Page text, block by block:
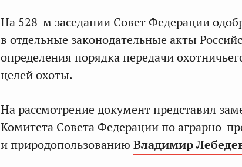
На 528-м заседании Совет Федерации
в отдельные законодательные акты
определения порядка передачи
целей охоты.
На рассмотрение документ представил
Комитета Совета Федерации по аграрно-
и природопользованию Владимир